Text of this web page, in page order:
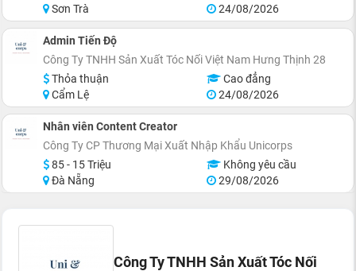
Sơn Trà
24/08/2026
Admin Tiến Độ
Công Ty TNHH Sản Xuất Tóc Nối Việt Nam Hưng Thịnh 28
Thỏa thuận
Cao đẳng
Cẩm Lệ
24/08/2026
Nhân viên Content Creator
Công Ty CP Thương Mại Xuất Nhập Khẩu Unicorps
85 - 15 Triệu
Không yêu cầu
Đà Nẵng
29/08/2026
Công Ty TNHH Sản Xuất Tóc Nối